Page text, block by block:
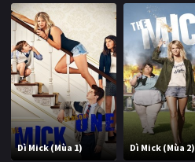
Dì Mick (Mùa 1) Dì Mick (Mùa 2)